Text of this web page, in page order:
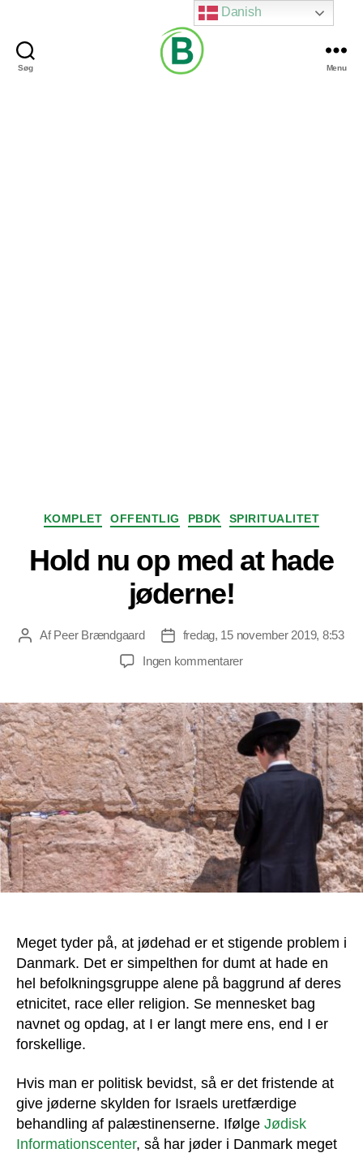
Søg Menu
Kategorier
KOMPLET OFFENTLIG PBDK SPIRITUALITET
Hold nu op med at hade
jøderne!
Indlægsforfatter
AfPeer Brændgaard Indlægsdato
fredag, 15 november 2019, 8:53
Ingen kommentarertil
op
med
hade
jøderne!
Meget tyder på, at jødehad er et stigende problem i
Danmark. Det er simpelthen for dumt at hade en
hel befolkningsgruppe alene på baggrund af deres
etnicitet, race eller religion. Se mennesket bag
navnet og opdag, at I er langt mere ens, end I er
forskellige.
Hvis man er politisk bevidst, så er det fristende at
give jøderne skylden for Israels uretfærdige
behandling af palæstinenserne. Ifølge Jødisk
Informationscenter, så har jøder i Danmark meget
Danish